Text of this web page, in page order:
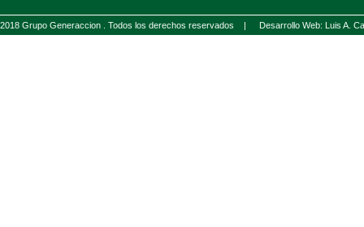
2018 Grupo Generaccion . Todos los derechos reservados | Desarrollo Web: Luis